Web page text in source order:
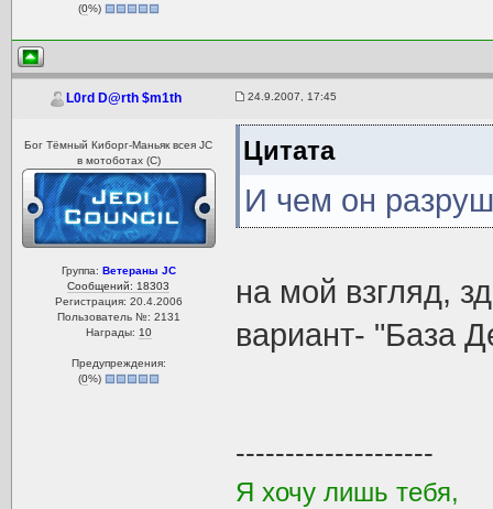
(0%)
L0rd D@rth $m1th 24.9.2007, 17:45
Бог Тёмный Киборг-Маньяк всея JC
в мотоботах (С)
Группа: Ветераны JC
Сообщений: 18303
Регистрация: 20.4.2006
Пользователь №: 2131
Награды: 10
Предупреждения:
(0%)
Цитата
И чем он
на мой взгляд,
вариант- "База
--------------------
Я хочу лишь тебя,